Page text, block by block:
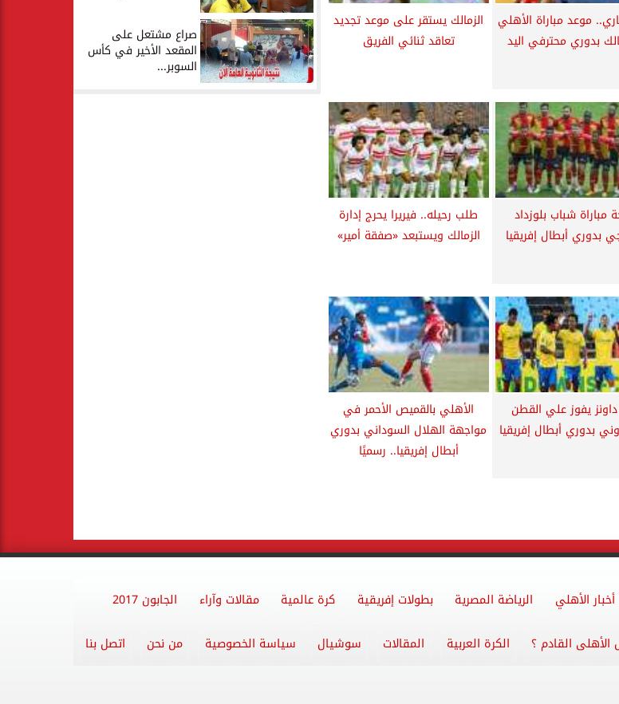
موعد مباراة الأهلي
بدوري محترفي اليد
الزمالك يستقر على موعد تجديد
تعاقد ثنائي الفريق
مباراة شباب بلوزداد
بدوري أبطال إفريقيا
طلب رحيله.. فيريرا يحرج إدارة
الزمالك ويستبعد «صفقة أمير»
يفوز علي القطن
بدوري أبطال إفريقيا
الأهلي بالقميص الأحمر في
مواجهة الهلال السوداني بدوري
أبطال إفريقيا.. رسميًا
صراع مشتعل على
المقعد الأخير في كأس
السوبر...
أخبار الأهلي الرياضة المصرية بطولات إفريقية كرة عالمية مقالات وآراء الجابون 2017
الأهلى القادم ؟ الكرة العربية المقالات سوشيال سياسة الخصوصية من نحن اتصل بنا